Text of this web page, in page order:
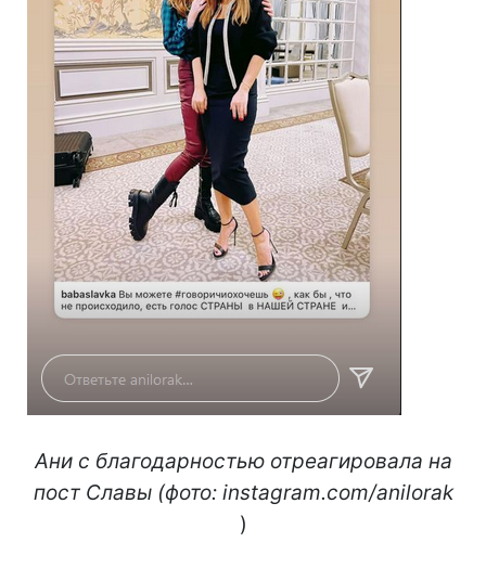
Ани с благодарностью отреагировала на
пост Славы (фото: instagram.com/anilorak
)